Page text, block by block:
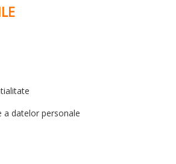
a datelor personale